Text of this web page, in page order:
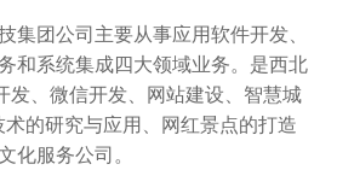
集团公司主要从事应用软件开发、
和系统集成四大领域业务。是西北
发、微信开发、网站建设、智慧城
的研究与应用、网红景点的打造
化服务公司。